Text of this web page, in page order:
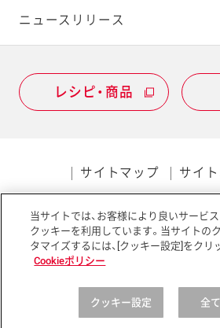
ニュースリリース
レシピ・商品
サイトマップ サイ
ソーシャルメディアポリシー
Copyright © Kewpie Corporation All
当サイトでは、お客様により良いサービス
クッキーを利用しています。当サイトの
タマイズするには、[クッキー設定]をクリ
Cookieポリシー
クッキー設定 全